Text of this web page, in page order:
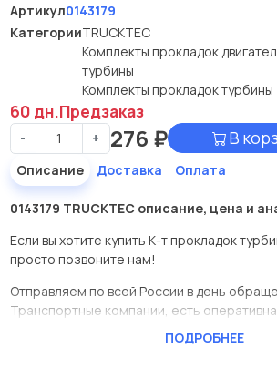
Артикул0143179
КатегорииTRUCKTEC
Комплекты прокладок
турбины
Комплекты прокладок турбины
60 дн.Предзаказ
- + 276 ₽ В
Описание Доставка Оплата
0143179 TRUCKTEC описание, цена и
Если вы хотите купить К-т прокладок
просто позвоните нам!
Отправляем по всей России в день
Транспортные компании, есть
ПОДРОБНЕЕ